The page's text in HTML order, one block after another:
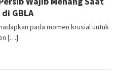
GBLA
pada momen krusial untuk
[…]